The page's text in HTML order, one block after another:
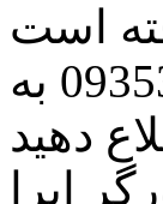
است
مراتب این مسئله را از طریق شماره تلفن 09353273300 به
دهید
اپرا